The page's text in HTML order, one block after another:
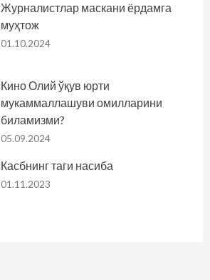
Журналистлар маскани ёрдамга
муҳтож
01.10.2024
Кино Олий ўқув юрти
мукаммаллашуви омилларини
биламизми?
05.09.2024
Касбнинг таги насиба
01.11.2023